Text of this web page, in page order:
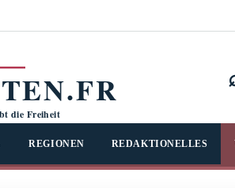
die Freiheit
REGIONEN REDAKTIONELLES